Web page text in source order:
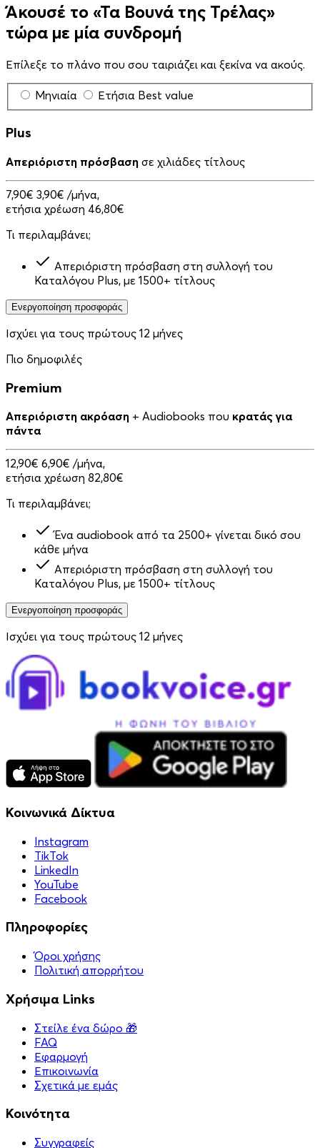
Άκουσέ το «Τα Βουνά της Τρέλας»
τώρα με μία συνδρομή
Επίλεξε το πλάνο που σου ταιριάζει και ξεκίνα να ακούς.
Μηνιαία Ετήσια Best value
Plus
Απεριόριστη πρόσβαση σε χιλιάδες τίτλους
7,90€ 3,90€ /μήνα,
ετήσια χρέωση 46,80€
Τι περιλαμβάνει;
Απεριόριστη πρόσβαση στη συλλογή του
Καταλόγου Plus, με 1500+ τίτλους
Ενεργοποίηση προσφοράς
Ισχύει για τους πρώτους 12 μήνες
Πιο δημοφιλές
Premium
Απεριόριστη ακρόαση + Audiobooks που κρατάς για
πάντα
12,90€ 6,90€ /μήνα,
ετήσια χρέωση 82,80€
Τι περιλαμβάνει;
Ένα audiobook από τα 2500+ γίνεται δικό σου
κάθε μήνα
Απεριόριστη πρόσβαση στη συλλογή του
Καταλόγου Plus, με 1500+ τίτλους
Ενεργοποίηση προσφοράς
Ισχύει για τους πρώτους 12 μήνες
Κοινωνικά Δίκτυα
Instagram
TikTok
LinkedIn
YouTube
Facebook
Πληροφορίες
Όροι χρήσης
Πολιτική απορρήτου
Χρήσιμα Links
Στείλε ένα δώρο 🎁
FAQ
Εφαρμογή
Επικοινωνία
Σχετικά με εμάς
Κοινότητα
Συγγραφείς